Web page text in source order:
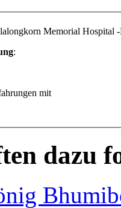
Memorial
:
mit
dazu